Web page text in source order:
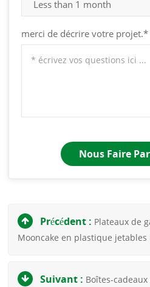
merci de décrire votre projet.*
Nous Faire
Précédent : Plateaux de
Mooncake en plastique jetables
Suivant : Boîtes-